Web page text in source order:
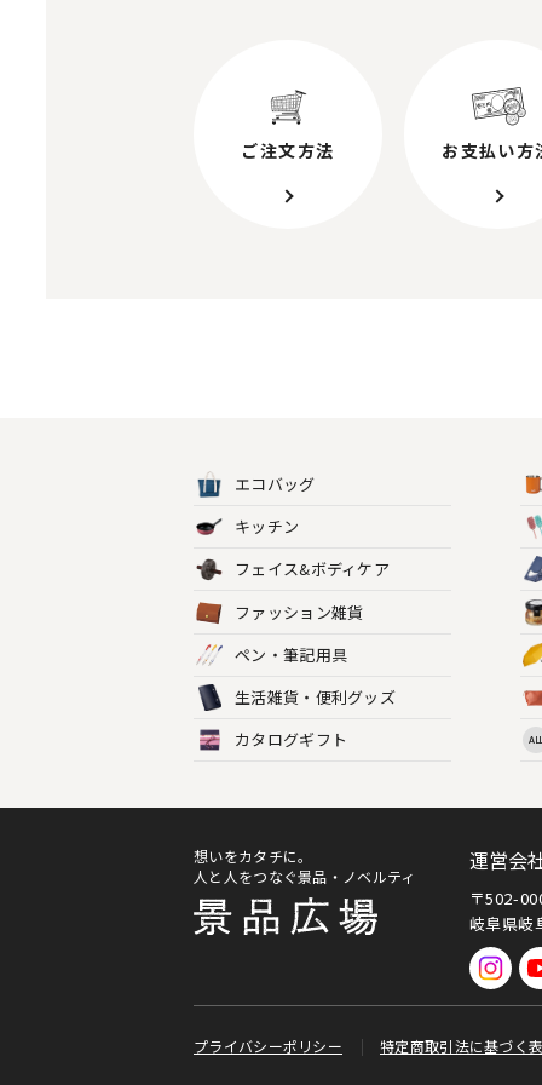
ご注文方法 お支払い方
エコバッグ
キッチン
フェイス&ボディケア
ファッション雑貨
ペン・筆記用具
生活雑貨・便利グッズ
カタログギフト
想いをカタチに。
人と人をつなぐ景品・ノベルティ
運営会
〒502-
岐阜県岐
プライバシーポリシー 特定商取引法に基づく